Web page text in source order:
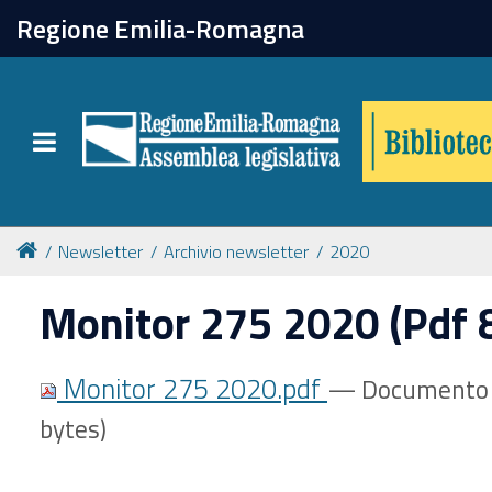
Regione Emilia-Romagna
Toggle navigation
chiudi
Catalogo online
Collezioni
Per approfondire
Appuntamenti
Newsletter Archivio newsletter 2020
Monitor 275 2020 (Pdf
Monitor 275 2020.pdf — Documento
bytes)